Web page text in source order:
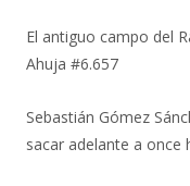
El antiguo campo del
Ahuja #6.657
Sebastián Gómez
sacar adelante a once